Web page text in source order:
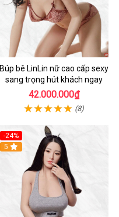
Búp bê LinLin nữ cao cấp sexy
sang trọng hút khách ngay
42.000.000₫
(8)
-24%
Hot
5